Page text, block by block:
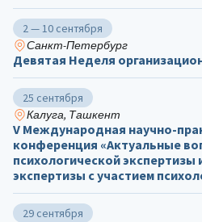
2 — 10 сентября
Санкт-Петербург
Девятая Неделя
25 сентября
Калуга, Ташкент
V Международная научно-
конференция «Актуальные
психологической экспертизы
экспертизы с участием
29 сентября